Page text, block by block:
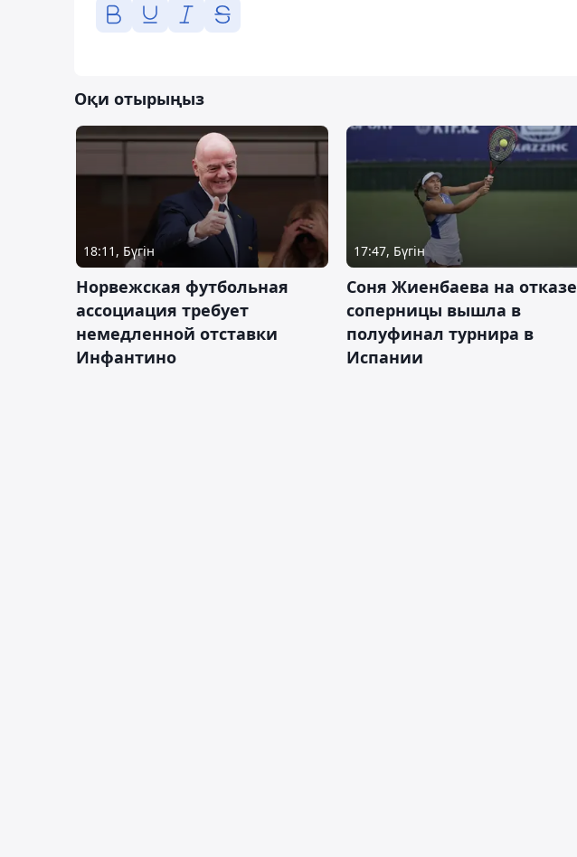
Оқи отырыңыз
18:11, Бүгін
Норвежская футбольная
ассоциация требует
немедленной отставки
Инфантино
17:47, Бүгін
Соня Жиенбаева на отказе
соперницы вышла в
полуфинал турнира в
Испании